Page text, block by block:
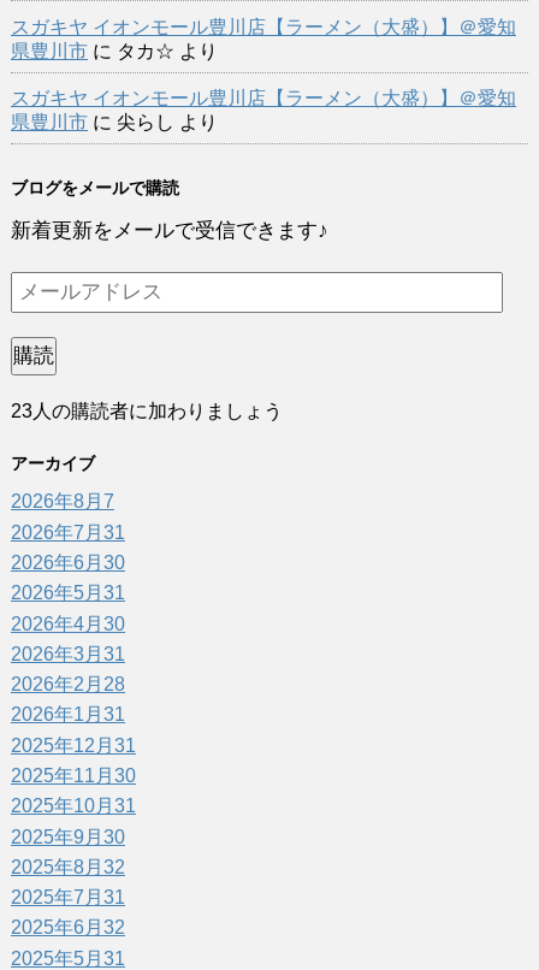
スガキヤ イオンモール豊川店【ラーメン（大盛）】＠愛知
県豊川市に タカ☆ より
スガキヤ イオンモール豊川店【ラーメン（大盛）】＠愛知
県豊川市に 尖らし より
ブログをメールで購読
新着更新をメールで受信できます♪
メ
ル
ド
レ
ス
購読
23人の購読者に加わりましょう
アーカイブ
2026年8月 7
2026年7月 31
2026年6月 30
2026年5月 31
2026年4月 30
2026年3月 31
2026年2月 28
2026年1月 31
2025年12月 31
2025年11月 30
2025年10月 31
2025年9月 30
2025年8月 32
2025年7月 31
2025年6月 32
2025年5月 31